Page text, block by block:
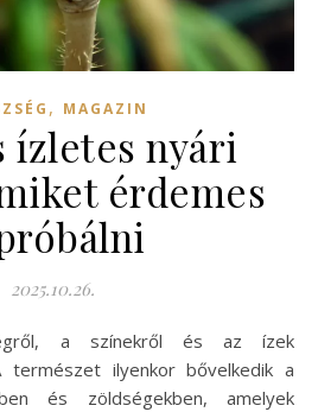
, MAGAZIN
ízletes nyári
érdemes
2025.10.26.
természet ilyenkor bővelkedik a
és zöldségekben, amelyek